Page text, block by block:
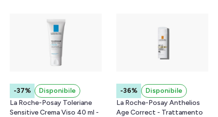
-37%
Disponibile
La Roche-Posay Toleriane
Sensitive Crema Viso 40 ml -
-36%
Disponibile
La Roche-Posay Anthelios
Age Correct - Trattamento